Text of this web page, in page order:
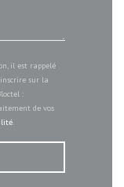
il est rappelé
sur la
:
de vos
.